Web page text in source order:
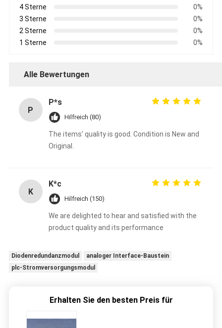
4 Sterne
0%
3 Sterne
0%
2 Sterne
0%
1 Sterne
0%
Alle Bewertungen
P
P*s
Hilfreich (80)
The items' quality is good. Condition is New and
Original.
K
K*c
Hilfreich (150)
We are delighted to hear and satisfied with the
product quality and its performance
Diodenredundanzmodul
analoger Interface-Baustein
plc-Stromversorgungsmodul
Erhalten Sie den besten Preis für